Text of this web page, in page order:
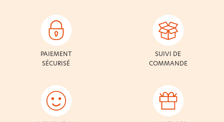
PAIEMENT
SÉCURISÉ
SUIVI DE
COMMANDE